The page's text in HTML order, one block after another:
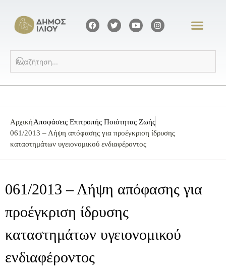
ΑρχικήΑποφάσεις Επιτροπής Ποιότητας Ζωής
061/2013 – Λήψη απόφασης για προέγκριση ίδρυσης
καταστημάτων υγειονομικού ενδιαφέροντος
061/2013 – Λήψη απόφασης για
προέγκριση ίδρυσης
καταστημάτων υγειονομικού
ενδιαφέροντος